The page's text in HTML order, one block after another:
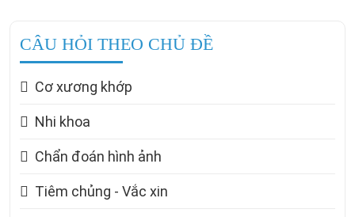
CÂU HỎI THEO CHỦ ĐỀ
Cơ xương khớp
Nhi khoa
Chẩn đoán hình ảnh
Tiêm chủng - Vắc xin